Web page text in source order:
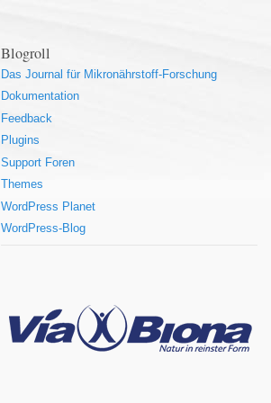
Blogroll
Das Journal für Mikronährstoff-Forschung
Dokumentation
Feedback
Plugins
Support Foren
Themes
WordPress Planet
WordPress-Blog